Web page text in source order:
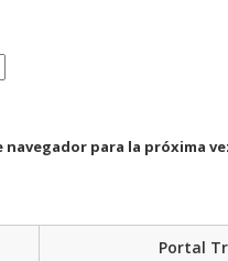
para la próxima
Portal